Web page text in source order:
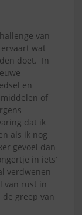
van
wat
doet. In
en
of
dat ik
als ik nog
gevoel dan
in iets’
verdwenen
van rust in
greep van